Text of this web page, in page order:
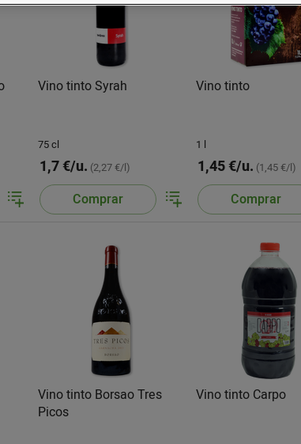
Vino tinto Syrah
75 cl
1,7 €/u. (2,27 €/l)
Comprar
Vino tinto
1 l
1,45 €/u. (1,45 €/l)
Comprar
Vino tinto Borsao Tres
Picos
Vino tinto Carpo